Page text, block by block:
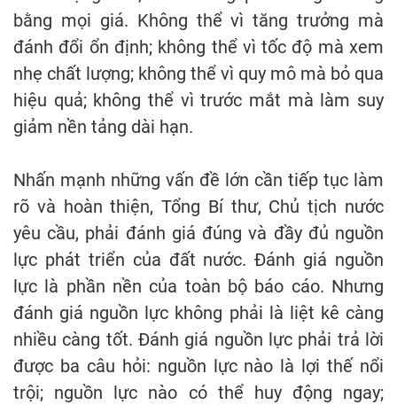
bằng mọi giá. Không thể vì tăng trưởng mà
đánh đổi ổn định; không thể vì tốc độ mà xem
nhẹ chất lượng; không thể vì quy mô mà bỏ qua
hiệu quả; không thể vì trước mắt mà làm suy
giảm nền tảng dài hạn.
Nhấn mạnh những vấn đề lớn cần tiếp tục làm
rõ và hoàn thiện, Tổng Bí thư, Chủ tịch nước
yêu cầu, phải đánh giá đúng và đầy đủ nguồn
lực phát triển của đất nước. Đánh giá nguồn
lực là phần nền của toàn bộ báo cáo. Nhưng
đánh giá nguồn lực không phải là liệt kê càng
nhiều càng tốt. Đánh giá nguồn lực phải trả lời
được ba câu hỏi: nguồn lực nào là lợi thế nổi
trội; nguồn lực nào có thể huy động ngay;